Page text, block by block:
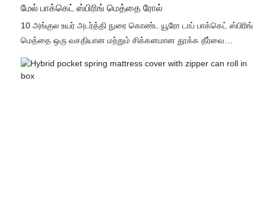
மேல் பாக்கெட் ஸ்பிரிங் மெத்தை ரோல்
10 அங்குல உயர் அடர்த்தி நுரை கொண்ட யூரோ டாப் பாக்கெட் ஸ்பிரிங்
மெத்தை ஒரு வசதியான மற்றும் சிக்கனமான தூக்க தீர்வை
வழங்குகிறது. இந்த மெத்தை கூடுதல் மென்மை மற்றும் ஆதரவுக்காக
யூரோ டாப்புடன் வடிவமைக்கப்பட்டுள்ளது, அதே நேரத்தில் பாக்கெட்